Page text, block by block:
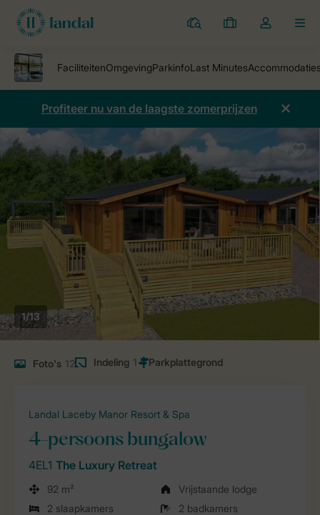
Parken
Mijn
Open
mijn
account
Profiteer nu van de laagste zomerprijzen
1/13
Foto's 12 Indeling 1
Landal Laceby Manor Resort & Spa
4-persoons bungalow
4EL1 The Luxury Retreat
92 m²
Vrijstaande lodge
2 slaapkamers
2 badkamers